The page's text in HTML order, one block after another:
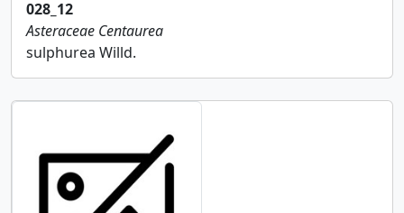
028_12
Asteraceae Centaurea
sulphurea Willd.